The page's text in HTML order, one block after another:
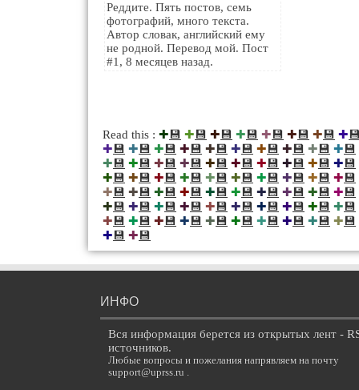
Реддите. Пять постов, семь
фотографий, много текста.
Автор словак, английский ему
не родной. Перевод мой. Пост
#1, 8 месяцев назад.
Read this : ✚💾 ✚💾 ✚💾 ✚💾 ✚💾 ✚💾 ✚💾 ✚
✚💾 ✚💾 ✚💾 ✚💾 ✚💾 ✚💾 ✚💾 ✚💾 ✚💾 ✚💾
✚💾 ✚💾 ✚💾 ✚💾 ✚💾 ✚💾 ✚💾 ✚💾 ✚💾 ✚💾
✚💾 ✚💾 ✚💾 ✚💾 ✚💾 ✚💾 ✚💾 ✚💾 ✚💾 ✚💾
✚💾 ✚💾 ✚💾 ✚💾 ✚💾 ✚💾 ✚💾 ✚💾 ✚💾 ✚💾
✚💾 ✚💾 ✚💾 ✚💾 ✚💾 ✚💾 ✚💾 ✚💾 ✚💾 ✚💾
✚💾 ✚💾 ✚💾 ✚💾 ✚💾 ✚💾 ✚💾 ✚💾 ✚💾 ✚💾
✚💾 ✚💾
ИНФО
Вся информация берется из открытых лент -
источников.
Любые вопросы и пожелания напрявляем на почту
support@uprss.ru .